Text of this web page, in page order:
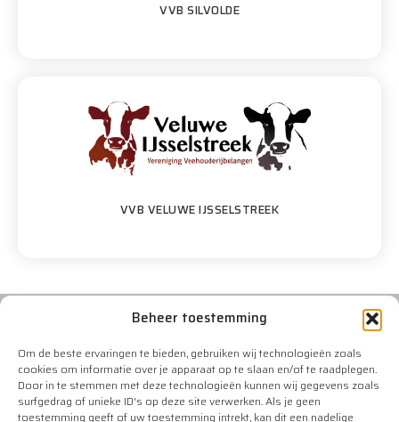
Beheer toestemming
Om de beste ervaringen te bieden, gebruiken wij technologieën zoals
cookies om informatie over je apparaat op te slaan en/of te raadplegen.
Door in te stemmen met deze technologieën kunnen wij gegevens zoals
surfgedrag of unieke ID's op deze site verwerken. Als je geen
toestemming geeft of uw toestemming intrekt, kan dit een nadelige
VVB SILVOLDE
VVB VELUWE IJSSELSTREEK